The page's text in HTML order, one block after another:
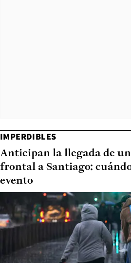
IMPERDIBLES
Anticipan la llegada de
frontal a Santiago:
evento